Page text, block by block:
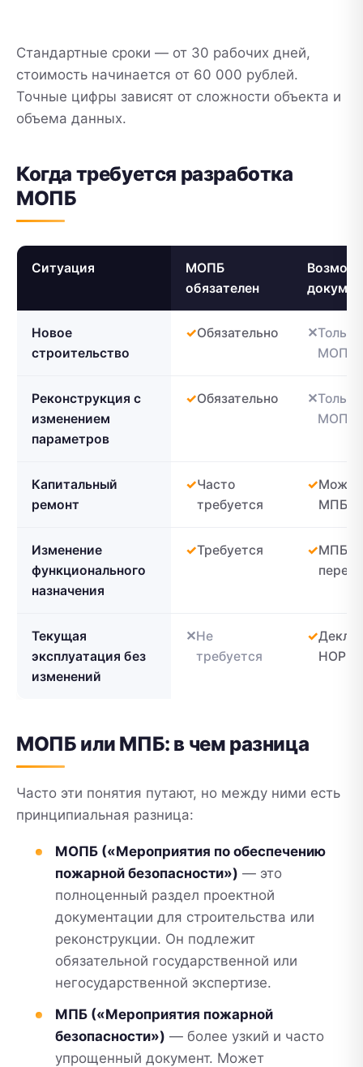
Стандартные сроки — от 30 рабочих дней,
стоимость начинается от 60 000 рублей.
Точные цифры зависят от сложности объекта и
объема данных.
Когда требуется разработка
МОПБ
Ситуация
МОПБ
обязателен
Новое
строительство
Обязательно
МОПБ
Реконструкция с
изменением
параметров
Обязательно
МОПБ
Капитальный
ремонт
Часто
требуется
МПБ
Изменение
функционального
назначения
Требуется
МПБ
Текущая
эксплуатация без
изменений
Не
требуется
НОР
МОПБ или МПБ: в чем разница
Часто эти понятия путают, но между ними есть
принципиальная разница:
МОПБ («Мероприятия по обеспечению
пожарной безопасности») — это
полноценный раздел проектной
документации для строительства или
реконструкции. Он подлежит
обязательной государственной или
негосударственной экспертизе.
МПБ («Мероприятия пожарной
безопасности») — более узкий и часто
упрощенный документ. Может